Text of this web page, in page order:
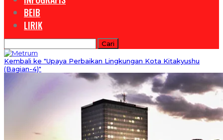
BEIB
LIRIK
Kembali ke "Upaya Perbaikan Lingkungan Kota Kitakyushu
(Bagian-4)"